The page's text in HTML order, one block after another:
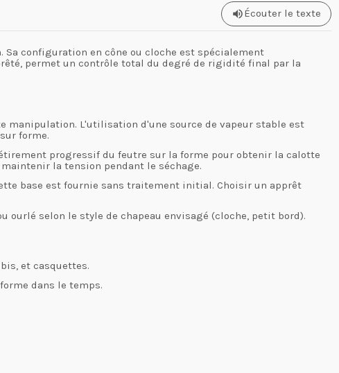
Écouter le texte
Sa configuration en cône ou cloche est spécialement
permet un contrôle total du degré de rigidité final par la
manipulation. L'utilisation d'une source de vapeur stable est
forme.
progressif du feutre sur la forme pour obtenir la calotte
la tension pendant le séchage.
base est fournie sans traitement initial. Choisir un apprêt
ourlé selon le style de chapeau envisagé (cloche, petit bord).
et casquettes.
dans le temps.